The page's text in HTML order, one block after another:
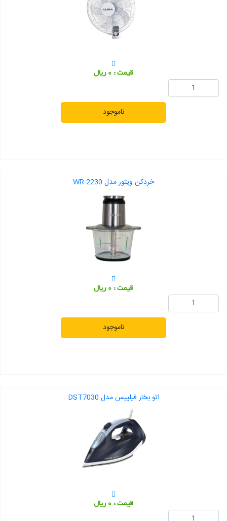
قیمت : 0 ریال
ناموجود
خردکن ویتور مدل WR-2230
قیمت : 0 ریال
ناموجود
اتو بخار فیلیپس مدل DST7030
قیمت : 0 ریال